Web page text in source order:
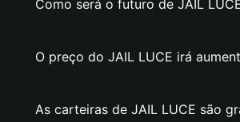
Como será o futuro de JAIL
O preço do JAIL LUCE irá
As carteiras de JAIL LUCE são